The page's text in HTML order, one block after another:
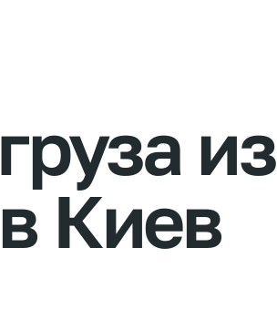
груза из
в Киев